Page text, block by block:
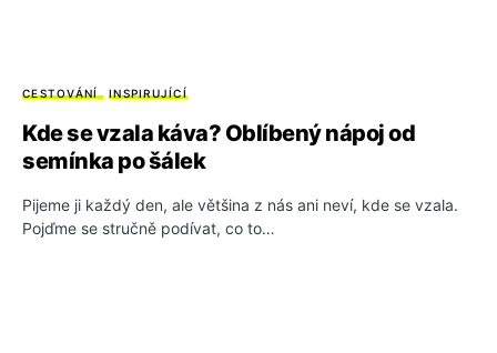
CESTOVÁNÍ INSPIRUJÍCÍ
Kde se vzala káva? Oblíbený nápoj od
semínka po šálek
Pijeme ji každý den, ale většina z nás ani neví, kde se vzala.
Pojďme se stručně podívat, co to…